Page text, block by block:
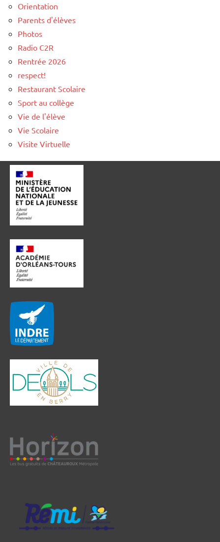
Orientation
Parents d'élèves
Photos
Radio C2R
Rentrée 2026
respect!
Restaurant Scolaire
Sport au collège
Vie de l'élève
Vie Scolaire
Visite Virtuelle